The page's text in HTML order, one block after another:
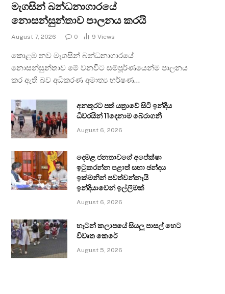
මැගසින් බන්ධනාගාරයේ
නොසන්සුන්තාව පාලනය කරයි
August 7, 2026 0 9 Views
කොළඹ නව මැගසින් බන්ධනාගාරයේ
නොසන්සුන්තාව මේ වනවිට සම්පූර්ණයෙන්ම පාලනය
කර ඇති බව අධිකරණ අමාත්‍ය හර්ෂණ…
අනතුරට පත් යත්‍රාවේ සිටි ඉන්දීය
ධීවරයින් 11දෙනාම බේරාගනී
August 6, 2026
දෙමළ ජනතාවගේ අපේක්ෂා
ඉටුකරන්න පළාත් සභා ඡන්දය
ඉක්මනින් පවත්වන්නැයි
ඉන්දියාවෙන් ඉල්ලීමක්
August 6, 2026
හැටන් කලාපයේ සියලු පාසල් හෙට
විවෘත කෙරේ
August 5, 2026